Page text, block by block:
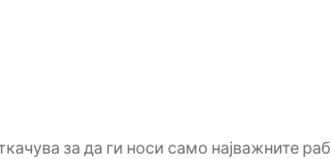
за да ги носи само најважните